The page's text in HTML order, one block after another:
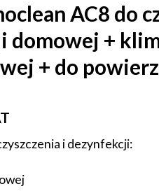
AC8 do
domowej +
+ do
i dezynfekcji: